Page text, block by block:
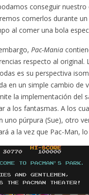
conseguir nuestro
comerlos durante
al comer una bola
Pac-Mania
respecto al original.
es su perspectiva
en un simple cambio de
la implementación del
a los fantasmas. A los
uno púrpura (Sue), otro
a la vez que Pac-Man,